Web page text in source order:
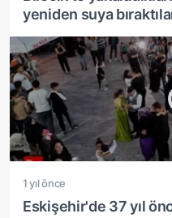
yeniden suya
1 yıl önce
Eskişehir'de 37 yıl